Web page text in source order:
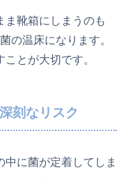
ま靴箱にしまうのも
の温床になります。
とが大切です。
刻なリスク
に菌が定着してしま